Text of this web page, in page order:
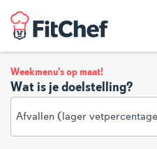
Weekmenu's op maat!
Wat is je doelstelling?